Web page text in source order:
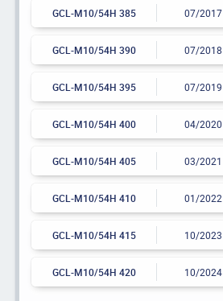
GCL-M10/54H 385 07/2017
GCL-M10/54H 390 07/2018
GCL-M10/54H 395 07/2019
GCL-M10/54H 400 04/2020
GCL-M10/54H 405 03/2021
GCL-M10/54H 410 01/2022
GCL-M10/54H 415 10/2023
GCL-M10/54H 420 10/2024